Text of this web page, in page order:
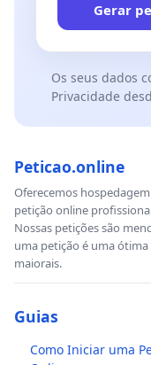
Gerar
Os seus dados
Privacidade
Peticao.online
Oferecemos
petição online
Nossas petições são
uma petição é uma
maiorais.
Guias
Como Iniciar uma